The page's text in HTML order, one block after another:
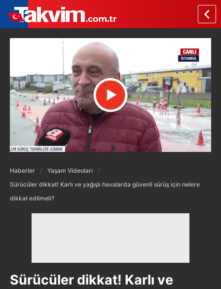
Haberler
Yaşam Videoları
Sürücüler dikkat! Karlı ve yağışlı havalarda güvenli sürüş için nelere
dikkat edilmeli?
Sürücüler dikkat! Karlı ve